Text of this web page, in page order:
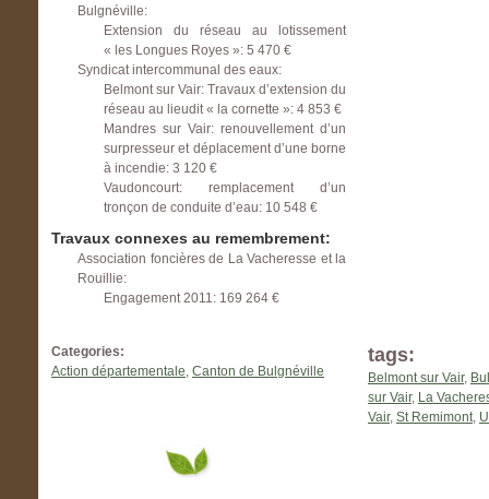
Bulgnéville:
Extension du réseau au lotissement
« les Longues Royes »: 5 470 €
Syndicat intercommunal des eaux:
Belmont sur Vair: Travaux d’extension du
réseau au lieudit « la cornette »: 4 853 €
Mandres sur Vair: renouvellement d’un
surpresseur et déplacement d’une borne
à incendie: 3 120 €
Vaudoncourt: remplacement d’un
tronçon de conduite d’eau: 10 548 €
Travaux connexes au remembrement:
Association foncières de La Vacheresse et la
Rouillie:
Engagement 2011: 169 264 €
Categories:
Action départementale, Canton de Bulgnéville
tags:
Belmont sur Vair,
sur Vair, La
Vair, St Remimont,